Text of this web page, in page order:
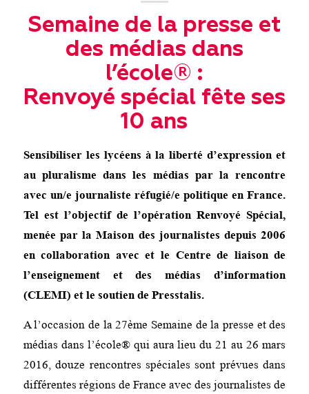
Semaine de la presse et
des médias dans
l’école® :
Renvoyé spécial fête ses
10 ans
Sensibiliser les lycéens à la liberté d’expression et
au pluralisme dans les médias par la rencontre
avec un/e journaliste réfugié/e politique en France.
Tel est l’objectif de l’opération Renvoyé Spécial,
menée par la Maison des journalistes depuis 2006
en collaboration avec et le Centre de liaison de
l’enseignement et des médias d’information
(CLEMI) et le soutien de Presstalis.
A l’occasion de la 27ème Semaine de la presse et des
médias dans l’école® qui aura lieu du 21 au 26 mars
2016, douze rencontres spéciales sont prévues dans
différentes régions de France avec des journalistes de